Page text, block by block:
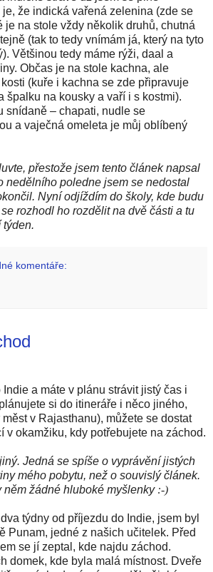
že indická vařená zelenina (zde se
je na stole vždy několik druhů, chutná
(tak to tedy vnímám já, který na tyto
Většinou tedy máme rýži, daal a
Občas je na stole kachna, ale
(kuře i kachna se zde připravuje
špalku na kousky a vaří i s kostmi).
snídaně – chapati, nudle se
a vaječná omeleta je můj oblíbený
přestože jsem tento článek napsal
nedělního poledne jsem se nedostal
Nyní odjíždím do školy, kde budu
rozhodl ho rozdělit na dvě části a tu
týden.
komentáře:
a máte v plánu strávit jistý čas i
si do itineráře i něco jiného,
v Rajasthanu), můžete se dostat
v okamžiku, kdy potřebujete na záchod.
Jedná se spíše o vyprávění jistých
mého pobytu, než o souvislý článek.
něm žádné hluboké myšlenky :-)
týdny od příjezdu do Indie, jsem byl
Punam, jedné z našich učitelek. Před
se jí zeptal, kde najdu záchod.
domek, kde byla malá místnost. Dveře